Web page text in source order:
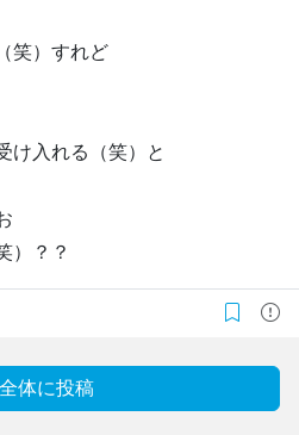
笑）すれど
け入れる（笑）と
）？？
全体に投稿